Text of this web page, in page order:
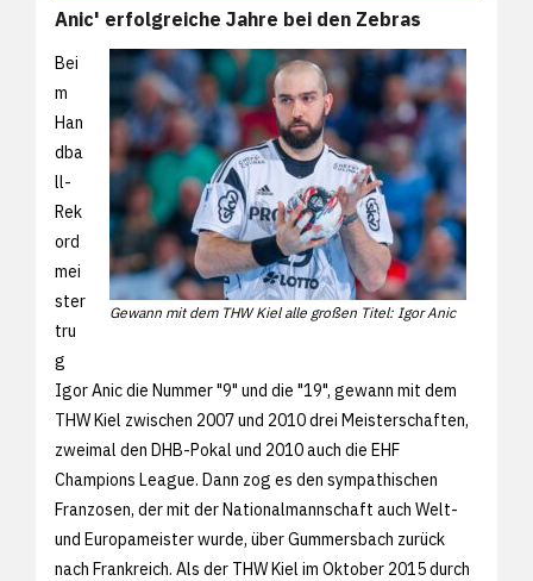
Anic' erfolgreiche Jahre bei den Zebras
Gewann mit dem THW Kiel alle großen Titel: Igor Anic
Bei
m
Han
dba
ll-
Rek
ord
mei
ster
tru
g
Igor Anic die Nummer "9" und die "19", gewann mit dem
THW Kiel zwischen 2007 und 2010 drei Meisterschaften,
zweimal den DHB-Pokal und 2010 auch die EHF
Champions League. Dann zog es den sympathischen
Franzosen, der mit der Nationalmannschaft auch Welt-
und Europameister wurde, über Gummersbach zurück
nach Frankreich. Als der THW Kiel im Oktober 2015 durch